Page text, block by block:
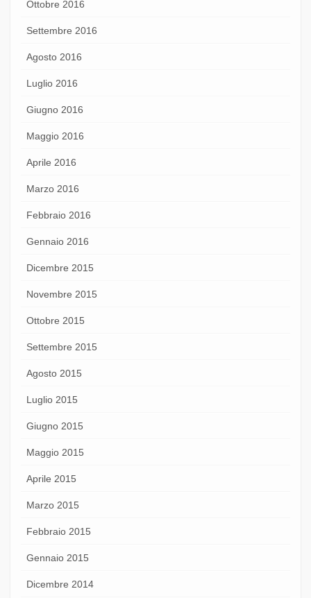
Ottobre 2016
Settembre 2016
Agosto 2016
Luglio 2016
Giugno 2016
Maggio 2016
Aprile 2016
Marzo 2016
Febbraio 2016
Gennaio 2016
Dicembre 2015
Novembre 2015
Ottobre 2015
Settembre 2015
Agosto 2015
Luglio 2015
Giugno 2015
Maggio 2015
Aprile 2015
Marzo 2015
Febbraio 2015
Gennaio 2015
Dicembre 2014